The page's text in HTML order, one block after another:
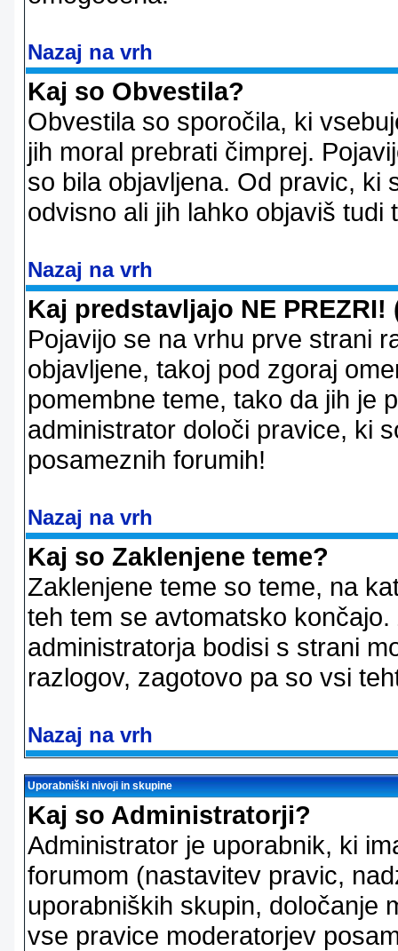
Nazaj na vrh
Kaj so Obvestila?
Obvestila so sporočila, ki
jih moral prebrati čimprej.
so bila objavljena. Od pravic, ki
odvisno ali jih lahko objaviš
Nazaj na vrh
Kaj predstavljajo NE
Pojavijo se na vrhu prve strani
objavljene, takoj pod zgoraj
pomembne teme, tako da jih je
administrator določi pravice, ki
posameznih forumih!
Nazaj na vrh
Kaj so Zaklenjene teme?
Zaklenjene teme so teme, na
teh tem se avtomatsko
administratorja bodisi s strani
razlogov, zagotovo pa so vsi
Nazaj na vrh
Uporabniški nivoji in skupine
Kaj so Administratorji?
Administrator je uporabnik, ki
forumom (nastavitev pravic,
uporabniških skupin, določanje
vse pravice moderatorjev